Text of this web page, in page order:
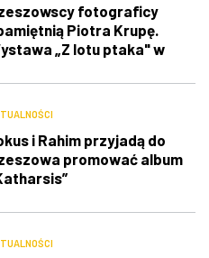
fotograficy
Piotra Krupę.
„Z lotu ptaka" w
i Rahim przyjadą do
promować album